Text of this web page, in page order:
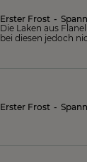
Erster Frost -
Die Laken aus
bei diesen jedoch
Erster Frost -